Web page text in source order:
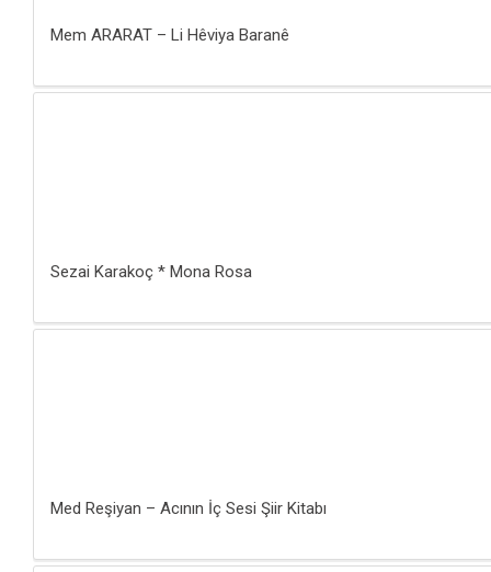
Mem ARARAT – Li Hêviya Baranê
Sezai Karakoç * Mona Rosa
Med Reşiyan – Acının İç Sesi Şiir Kitabı